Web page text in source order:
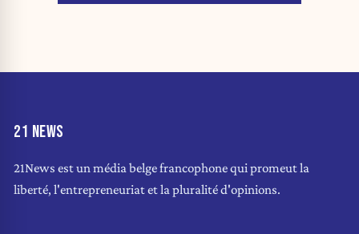
21 NEWS
21News est un média belge francophone qui promeut la
liberté, l'entrepreneuriat et la pluralité d'opinions.